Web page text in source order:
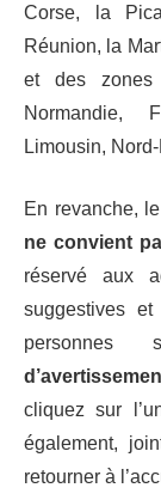
Corse, la
Réunion, la
et des zones
Normandie,
Limousin,
En revanche,
ne convient
réservé aux
suggestives
cliquez sur
également,
retourner à